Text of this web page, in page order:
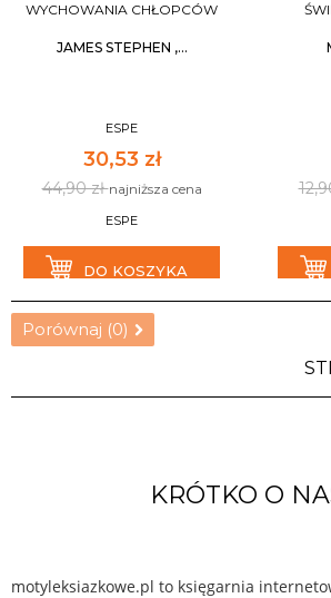
WYCHOWANIA CHŁOPCÓW
JAMES STEPHEN ,...
ESPE
30,53 zł
44,90 złnajniższa cena
ESPE
DO KOSZYKA
Porównaj (0)
KRÓTKO O
motyleksiazkowe.pl to księgarnia